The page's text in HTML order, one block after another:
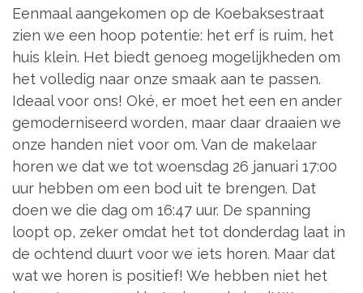
Eenmaal aangekomen op de Koebaksestraat
zien we een hoop potentie: het erf is ruim, het
huis klein. Het biedt genoeg mogelijkheden om
het volledig naar onze smaak aan te passen.
Ideaal voor ons! Oké, er moet het een en ander
gemoderniseerd worden, maar daar draaien we
onze handen niet voor om. Van de makelaar
horen we dat we tot woensdag 26 januari 17:00
uur hebben om een bod uit te brengen. Dat
doen we die dag om 16:47 uur. De spanning
loopt op, zeker omdat het tot donderdag laat in
de ochtend duurt voor we iets horen. Maar dat
wat we horen is positief! We hebben niet het